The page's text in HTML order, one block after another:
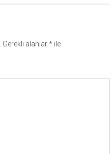
Gerekli alanlar* ile